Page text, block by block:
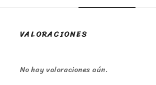
VALORACIONES
No hay valoraciones aún.